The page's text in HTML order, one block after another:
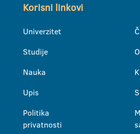
Korisni linkovi
Univerzitet
Studije
Nauka
Upis
Politika
privatnosti